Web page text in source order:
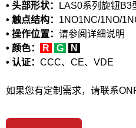
• 头部形状：
LAS0系列旋钮B3
• 触点结构： 1NO1NC/1NO/
• 操作位置： 请参阅详细说明
• 颜色： R G
N
• 认证： CCC、CE、VDE
如果您有定制需求，请联系